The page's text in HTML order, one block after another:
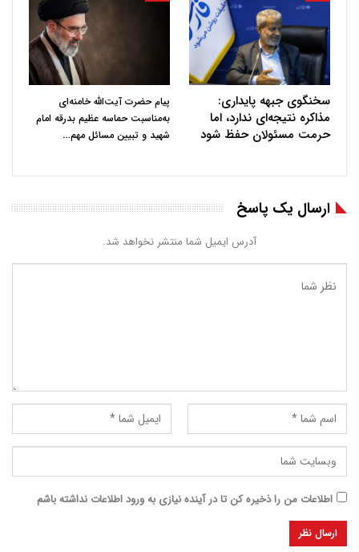
سخنگوی جبهه پایداری:
مذاکره نتیجه‌ای ندارد، اما
حرمت مسئولان حفظ شود
پیام حضرت آیت‌الله خامنه‌ای
به‌مناسبت حماسه عظیم بدرقه امام
شهید و تبیین مسائل مهم…
ارسال یک پاسخ
آدرس ایمیل شما منتشر نخواهد شد.
اطلاعات من را ذخیره کن تا در آینده نیازی به ورود اطلاعات نداشته باشم